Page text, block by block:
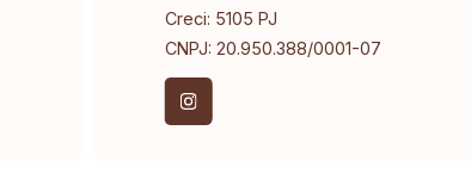
Creci: 5105 PJ
CNPJ: 20.950.388/0001-07